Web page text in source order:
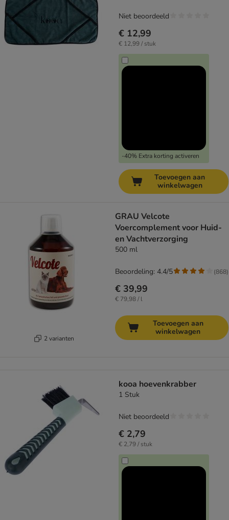
€ 12,99
€ 12,99 / stuk
-40% Extra korting activeren
Niet beoordeeld
Toevoegen aan
winkelwagen
2 varianten
GRAU Velcote
Voercomplement voor Huid-
en Vachtverzorging
500 ml
€ 39,99
€ 79,98 / l
Beoordeling: 4.4/5 (868)
Toevoegen aan
winkelwagen
kooa hoevenkrabber
1 Stuk
€ 2,79
€ 2,79 / stuk
Niet beoordeeld